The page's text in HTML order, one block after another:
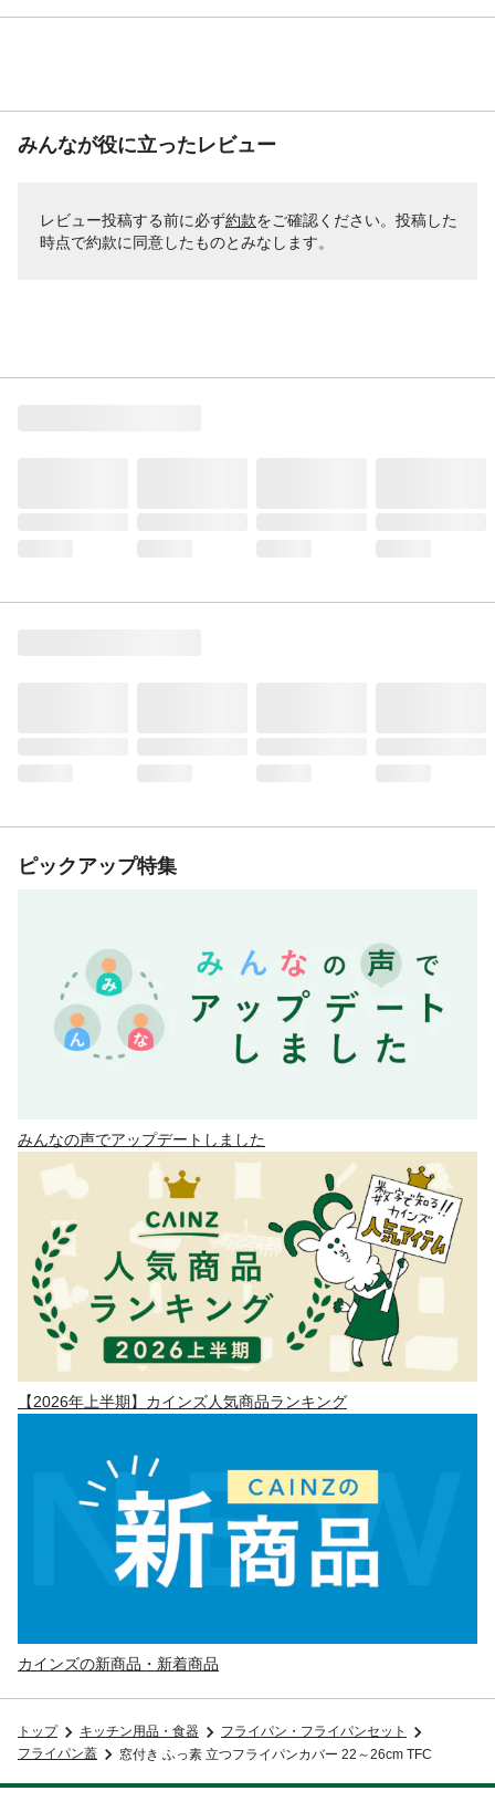
みんなが役に立ったレビュー
レビュー投稿する前に必ず約款をご確認ください。投稿した
時点で約款に同意したものとみなします。
ピックアップ特集
みんなの声でアップデートしました
【2026年上半期】カインズ人気商品ランキング
カインズの新商品・新着商品
トップ キッチン用品・食器
フライパン・フライパンセット
フライパン蓋
窓付き ふっ素 立つフライパンカバー 22～26cm TFC